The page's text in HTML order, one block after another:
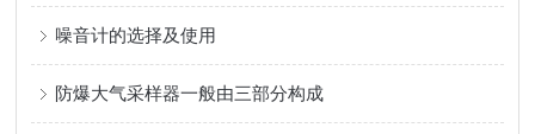
噪音计的选择及使用
防爆大气采样器一般由三部分构成